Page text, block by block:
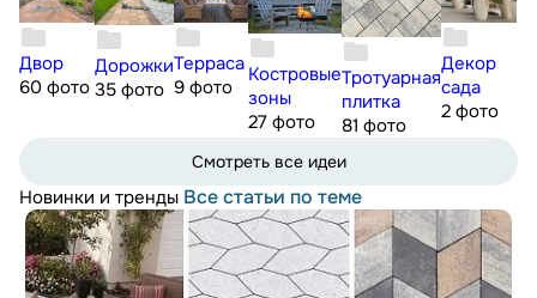
Двор
60 фото
Дорожки
35 фото
Терраса
9 фото
Костровые
зоны
27 фото
Тротуарная
плитка
81 фото
Декор
сада
2 фото
Смотреть все идеи
Новинки и тренды Все статьи по теме